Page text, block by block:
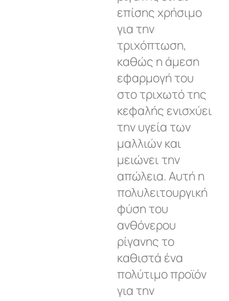
επίσης χρήσιμο
για την
τριχόπτωση,
καθώς η άμεση
εφαρμογή του
στο τριχωτό της
κεφαλής ενισχύει
την υγεία των
μαλλιών και
μειώνει την
απώλεια. Αυτή η
πολυλειτουργική
φύση του
ανθόνερου
ρίγανης το
καθιστά ένα
πολύτιμο προϊόν
για την